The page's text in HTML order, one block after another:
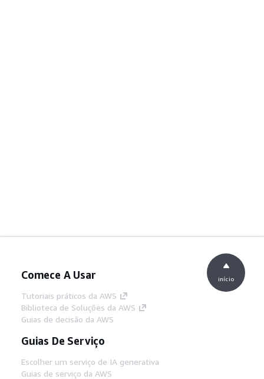
Comece A Usar
Tutoriais práticos da AWS
Biblioteca de Soluções da AWS
Guias de decisão da AWS
Guias De Serviço
Escolher um serviço de IA generativa
Guias de serviço da AWS
início